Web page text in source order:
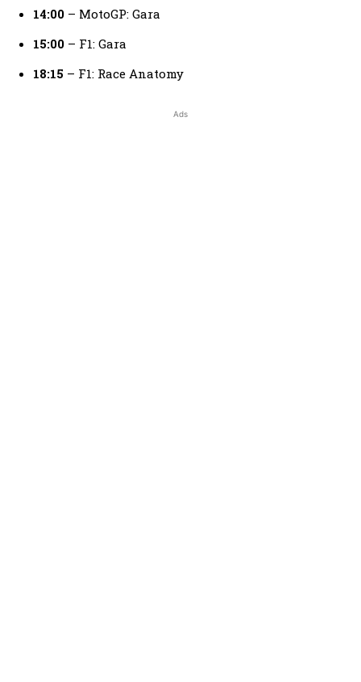
14:00 – MotoGP: Gara
15:00 – F1: Gara
18:15 – F1: Race Anatomy
Ads